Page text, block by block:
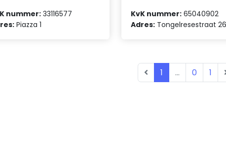
nummer: 33116577
Piazza 1
KvK nummer: 65040902
Adres: Tongelresestraat
1 ... 0 1